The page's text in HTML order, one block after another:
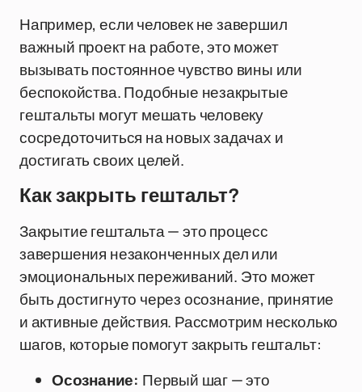
Например, если человек не завершил
важный проект на работе, это может
вызывать постоянное чувство вины или
беспокойства. Подобные незакрытые
гештальты могут мешать человеку
сосредоточиться на новых задачах и
достигать своих целей.
Как закрыть гештальт?
Закрытие гештальта — это процесс
завершения незаконченных дел или
эмоциональных переживаний. Это может
быть достигнуто через осознание, принятие
и активные действия. Рассмотрим несколько
шагов, которые помогут закрыть гештальт:
Осознание: Первый шаг — это